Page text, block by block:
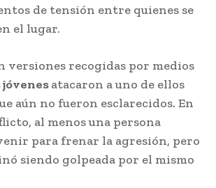
de tensión entre quienes se
el lugar.
versiones recogidas por medios
atacaron a uno de ellos
aún no fueron esclarecidos. En
al menos una persona
para frenar la agresión, pero
siendo golpeada por el mismo